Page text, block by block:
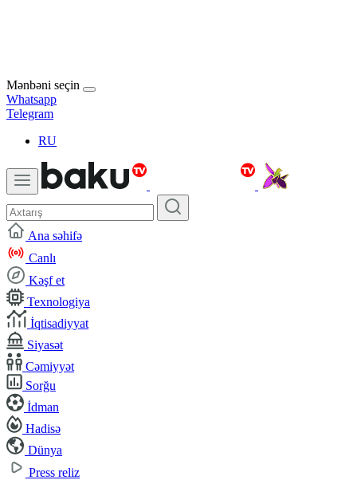
Mənbəni seçin
Whatsapp
Telegram
RU
Ana səhifə
Canlı
Kəşf et
Texnologiya
İqtisadiyyat
Siyasət
Cəmiyyət
Sorğu
İdman
Hadisə
Dünya
Press reliz